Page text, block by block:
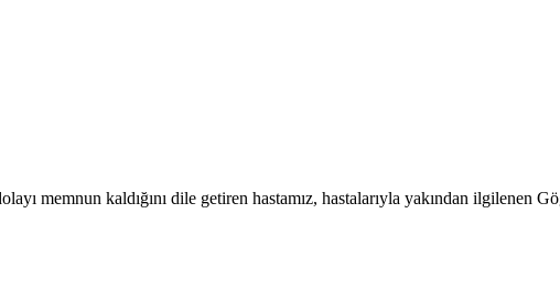
memnun kaldığını dile getiren hastamız, hastalarıyla yakından ilgilenen